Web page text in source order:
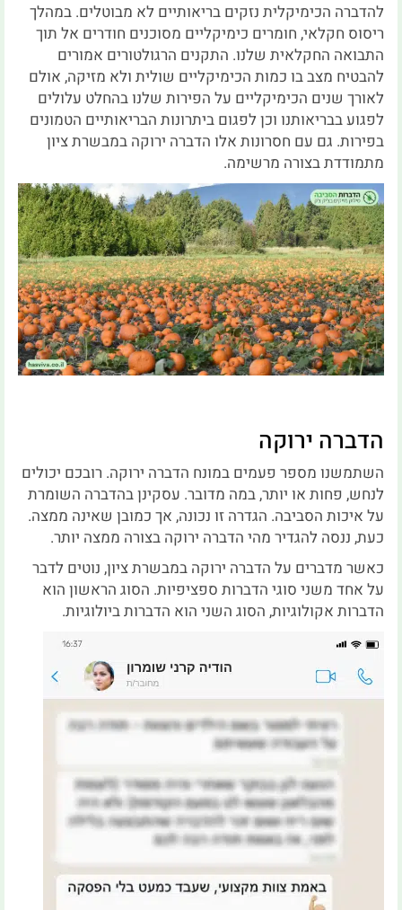
להדברה הכימיקלית נזקים בריאותיים לא מבוטלים. במהלך
ריסוס חקלאי, חומרים כימיקליים מסוכנים חודרים אל תוך
התבואה החקלאית שלנו. התקנים הרגולטורים אמורים
להבטיח מצב בו כמות הכימיקליים שולית ולא מזיקה, אולם
לאורך שנים הכימיקליים על הפירות שלנו בהחלט עלולים
לפגוע בבריאותנו וכן לפגום ביתרונות הבריאותיים הטמונים
בפירות. גם עם חסרונות אלו הדברה ירוקה במבשרת ציון
מתמודדת בצורה מרשימה.
הדברה ירוקה
השתמשנו מספר פעמים במונח הדברה ירוקה. רובכם יכולים
לנחש, פחות או יותר, במה מדובר. עסקינן בהדברה השומרת
על איכות הסביבה. הגדרה זו נכונה, אך כמובן שאינה ממצה.
כעת, ננסה להגדיר מהי הדברה ירוקה בצורה ממצה יותר.
כאשר מדברים על הדברה ירוקה במבשרת ציון, נוטים לדבר
על אחד משני סוגי הדברות ספציפיות. הסוג הראשון הוא
הדברות אקולוגיות, הסוג השני הוא הדברות ביולוגיות.